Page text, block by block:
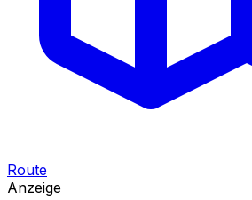
Route
Anzeige